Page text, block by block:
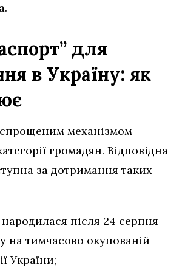
для
в Україну: як
механізмом
громадян. Відповідна
за дотримання таких
після 24 серпня
на тимчасово окупованій
України;